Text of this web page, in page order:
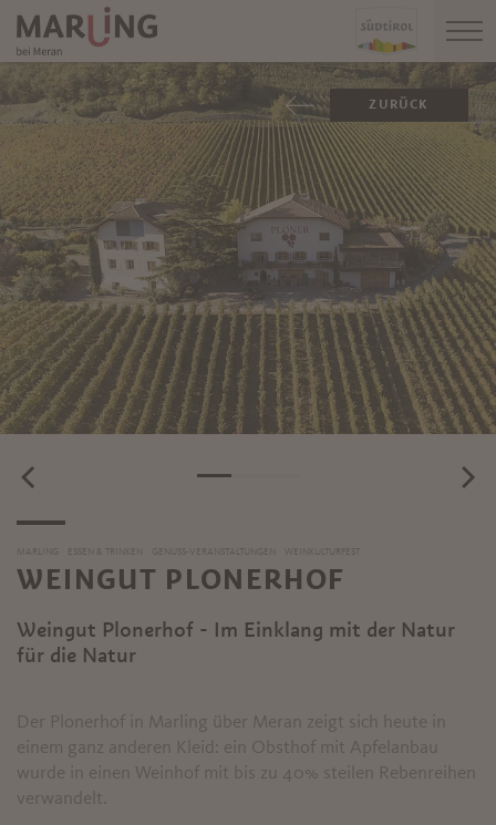
ZURÜCK
MARLING ESSEN & TRINKEN GENUSS-VERANSTALTUNGEN WEINKULTURFEST
WEINGUT PLONERHOF
Weingut Plonerhof - Im Einklang mit der Natur
für die Natur
Der Plonerhof in Marling über Meran zeigt sich heute in
einem ganz anderen Kleid: ein Obsthof mit Apfelanbau
wurde in einen Weinhof mit bis zu 40% steilen Rebenreihen
verwandelt.